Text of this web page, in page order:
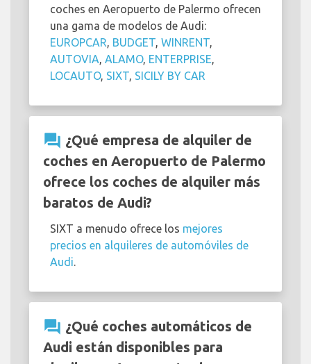
coches en Aeropuerto de Palermo ofrecen
una gama de modelos de Audi:
EUROPCAR BUDGET WINRENT
AUTOVIA ALAMO, ENTERPRISE
LOCAUTO, SIXT SICILY BY CAR
question_answer ¿Qué empresa de alquiler de
coches en Aeropuerto de Palermo
ofrece los coches de alquiler más
baratos de Audi?
SIXT a menudo ofrece los mejores
precios en alquileres de automóviles de
Audi
question_answer ¿Qué coches automáticos de
Audi están disponibles para